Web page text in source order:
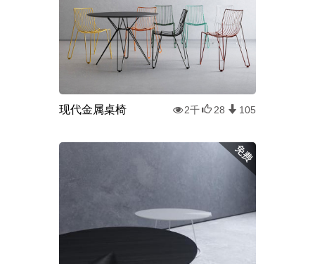
现代金属桌椅 2千 28 105